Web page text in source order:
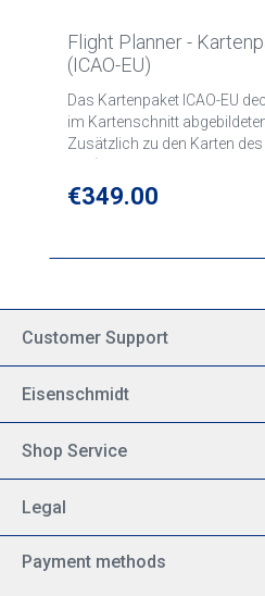
Flight Planner -
(ICAO-EU)
Das Kartenpaket ICAO-EU
im Kartenschnitt
Zusätzlich zu den Karten
Karte Großbritannienenthalten.
Regular price:
€349.00
Customer Support
Eisenschmidt
Shop Service
Legal
Payment methods